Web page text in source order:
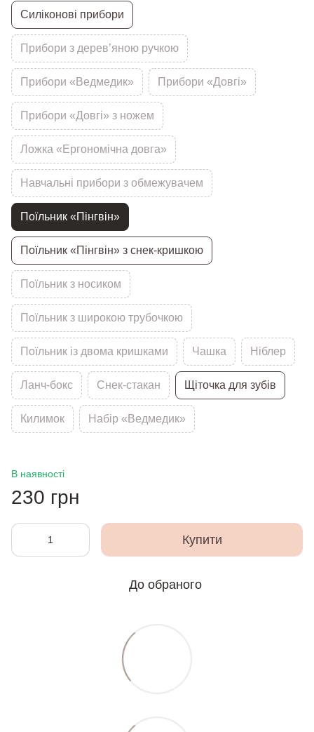
Силіконові прибори
Прибори з дерев’яною ручкою
Прибори «Ведмедик» Прибори «Довгі»
Прибори «Довгі» з ножем
Ложка «Ергономічна довга»
Навчальні прибори з обмежувачем
Поїльник «Пінгвін»
Поїльник «Пінгвін» з снек-кришкою
Поїльник з носиком
Поїльник з широкою трубочкою
Поїльник із двома кришками Чашка Ніблер
Ланч-бокс Снек-стакан Щіточка для зубів
Килимок Набір «Ведмедик»
В наявності
230 грн
Купити
До обраного